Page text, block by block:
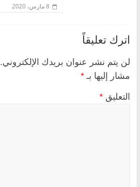
8 مارس، 2020
اترك تعليقاً
لن يتم نشر عنوان بريدك الإلكتروني.
مشار إليها بـ *
التعليق *